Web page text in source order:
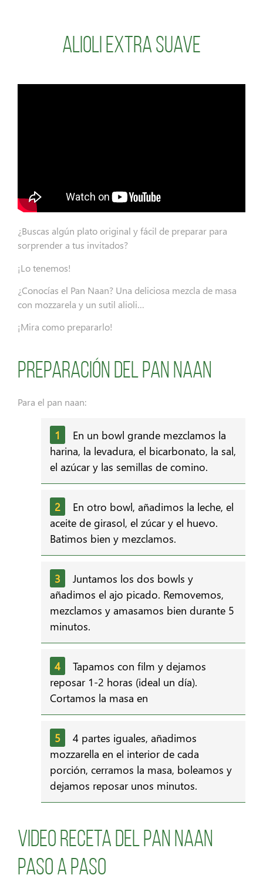
Alioli Extra Suave
¿Buscas algún plato original y fácil de preparar para
sorprender a tus invitados?
¡Lo tenemos!
¿Conocías el Pan Naan? Una deliciosa mezcla de masa
con mozzarela y un sutil alioli…
¡Mira como prepararlo!
Preparación del Pan Naan
Para el pan naan:
En un bowl grande mezclamos la
harina, la levadura, el bicarbonato, la sal,
el azúcar y las semillas de comino.
En otro bowl, añadimos la leche, el
aceite de girasol, el zúcar y el huevo.
Batimos bien y mezclamos.
Juntamos los dos bowls y
añadimos el ajo picado. Removemos,
mezclamos y amasamos bien durante 5
minutos.
Tapamos con film y dejamos
reposar 1-2 horas (ideal un día).
Cortamos la masa en
4 partes iguales, añadimos
mozzarella en el interior de cada
porción, cerramos la masa, boleamos y
dejamos reposar unos minutos.
Video receta del Pan Naan
paso a paso